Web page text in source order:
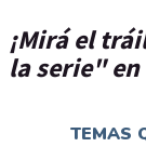
¡Mirá el
la serie"
TEMAS